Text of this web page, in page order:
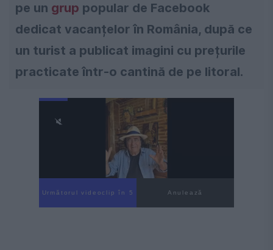
pe un grup popular de Facebook
dedicat vacanțelor în România, după ce
un turist a publicat imagini cu prețurile
practicate într-o cantină de pe litoral.
Următorul videoclip în 4 Anulează